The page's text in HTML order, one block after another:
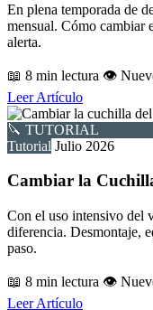
En plena temporada de
mensual. Cómo cambiar
alerta.
📖 8 min lectura 👁️
Leer Artículo
🔪 TUTORIAL
Tutorial Julio 2026
Cambiar la
Con el uso intensivo del
diferencia. Desmontaje,
paso.
📖 8 min lectura 👁️
Leer Artículo